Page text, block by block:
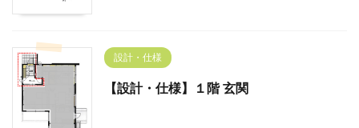
設計・仕様
【設計・仕様】１階 玄関